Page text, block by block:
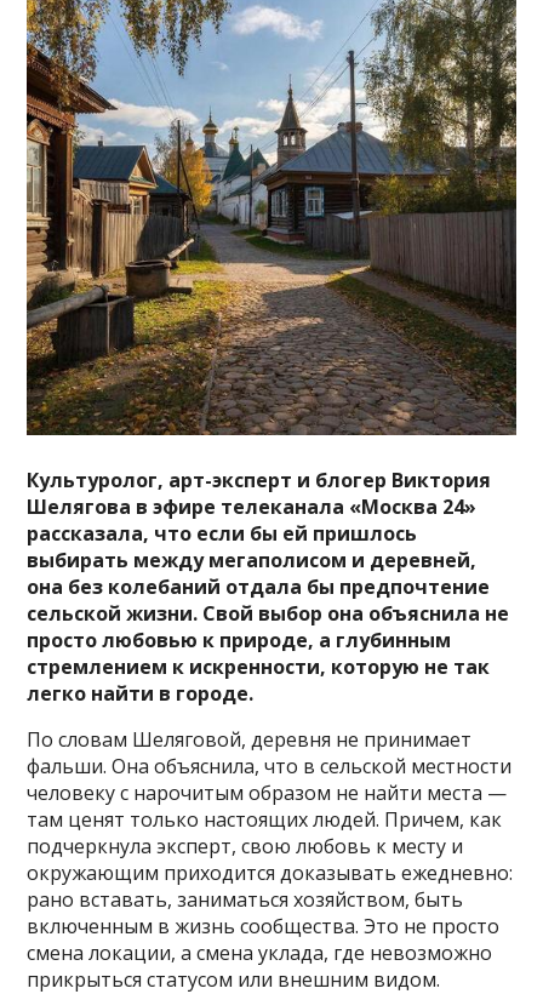
Культуролог, арт-эксперт и блогер Виктория
Шелягова в эфире телеканала «Москва 24»
рассказала, что если бы ей пришлось
выбирать между мегаполисом и деревней,
она без колебаний отдала бы предпочтение
сельской жизни. Свой выбор она объяснила не
просто любовью к природе, а глубинным
стремлением к искренности, которую не так
легко найти в городе.
По словам Шеляговой, деревня не принимает
фальши. Она объяснила, что в сельской местности
человеку с нарочитым образом не найти места —
там ценят только настоящих людей. Причем, как
подчеркнула эксперт, свою любовь к месту и
окружающим приходится доказывать ежедневно:
рано вставать, заниматься хозяйством, быть
включенным в жизнь сообщества. Это не просто
смена локации, а смена уклада, где невозможно
прикрыться статусом или внешним видом.